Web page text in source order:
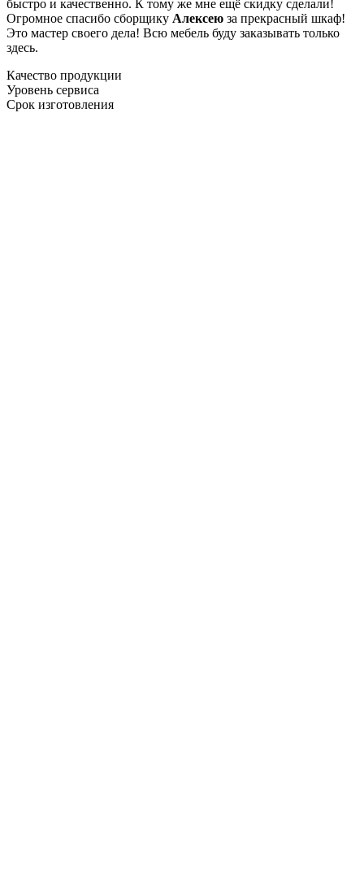
быстро и качественно. К тому же мне ещё скидку сделали!
Огромное спасибо сборщику Алексею за прекрасный шкаф!
Это мастер своего дела! Всю мебель буду заказывать только
здесь.
Качество продукции
Уровень сервиса
Срок изготовления